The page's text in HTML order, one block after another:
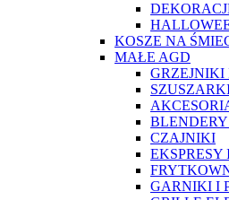
KOSZE NA
MAŁE AGD
GRZEJNIKI
CZAJNIKI
GARNIKI I